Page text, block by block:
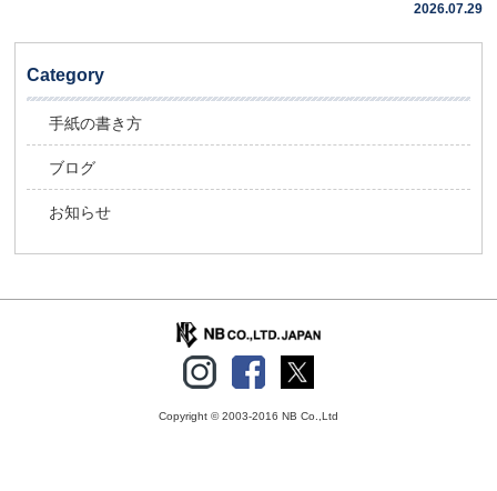
2026.07.29
Category
手紙の書き方
ブログ
お知らせ
Copyright © 2003-2016 NB Co.,Ltd